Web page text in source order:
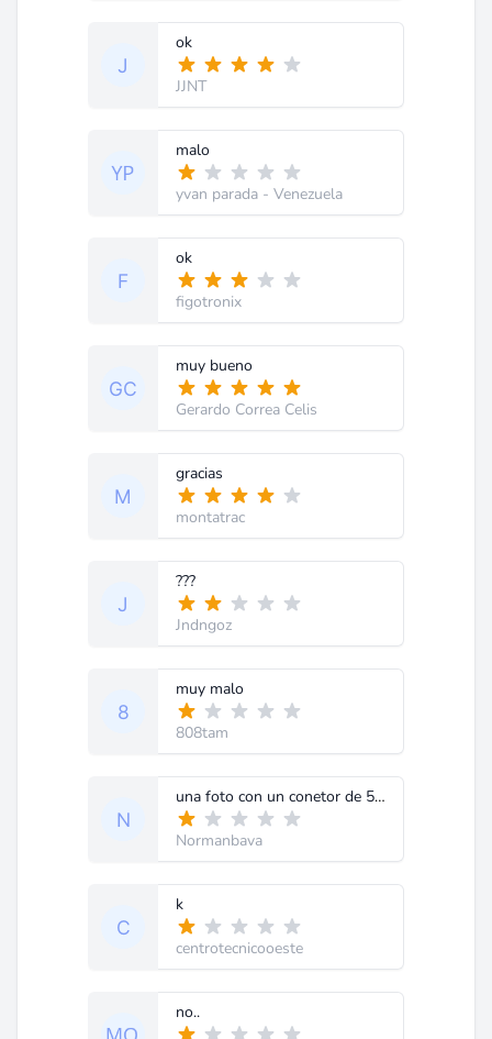
ok
JJNT
malo
yvan parada - Venezuela
ok
figotronix
muy bueno
Gerardo Correa Celis
gracias
montatrac
???
Jndngoz
muy malo
808tam
una foto con un conetor de 5 pines mostrando datos. es lo mismo que decir les enseño a hacer una torta y pongo una foto que le saqué. y la receta?
Normanbava
k
centrotecnicooeste
no..